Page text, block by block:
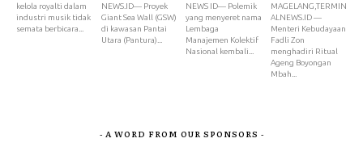
kelola royalti dalam
industri musik tidak
semata berbicara...
NEWS.ID— Proyek
Giant Sea Wall (GSW)
di kawasan Pantai
Utara (Pantura)...
NEWS ID— Polemik
yang menyeret nama
Lembaga
Manajemen Kolektif
Nasional kembali...
MAGELANG,TERMIN
ALNEWS.ID —
Menteri Kebudayaan
Fadli Zon
menghadiri Ritual
Ageng Boyongan
Mbah...
- A WORD FROM OUR SPONSORS -